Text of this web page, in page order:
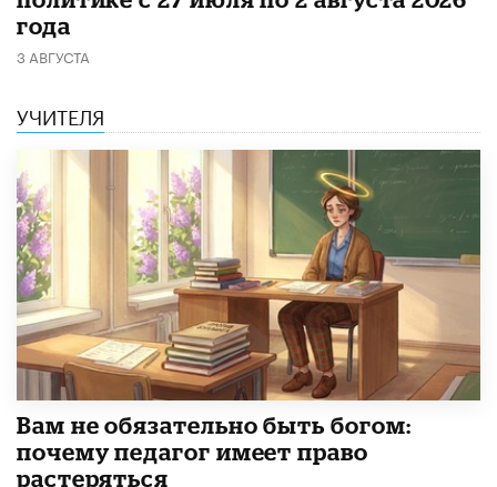
года
3 АВГУСТА
УЧИТЕЛЯ
​Вам не обязательно быть богом:
почему педагог имеет право
растеряться